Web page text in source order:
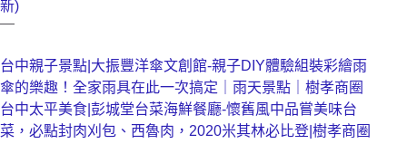
新)
—
台中親子景點|大振豐洋傘文創館-親子DIY體驗組裝彩繪雨
傘的樂趣！全家雨具在此一次搞定｜雨天景點｜樹孝商圈
台中太平美食|彭城堂台菜海鮮餐廳-懷舊風中品嘗美味台
菜，必點封肉刈包、西魯肉，2020米其林必比登|樹孝商圈